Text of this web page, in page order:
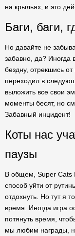
на крыльях, и это
Баги, баги,
Но давайте не
забавно, да? Иногда
бездну, отрекшись
переходил в
выложить все свои
моменты бесят, но
Забавный инцидент!
Коты нас
паузы
В общем, Super Cats
способ уйти от
отдохнуть. Но тут я
время. Иногда игра
потянуть время,
мы любим награды,